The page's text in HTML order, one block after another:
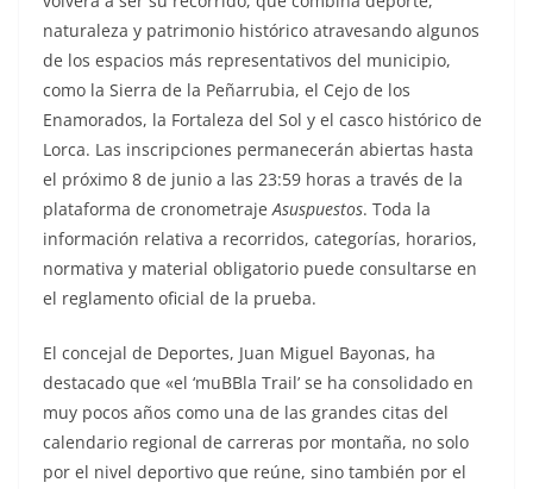
naturaleza y patrimonio histórico atravesando algunos
de los espacios más representativos del municipio,
como la Sierra de la Peñarrubia, el Cejo de los
Enamorados, la Fortaleza del Sol y el casco histórico de
Lorca. Las inscripciones permanecerán abiertas hasta
el próximo 8 de junio a las 23:59 horas a través de la
plataforma de cronometrajeAsuspuestos. Toda la
información relativa a recorridos, categorías, horarios,
normativa y material obligatorio puede consultarse en
el reglamento oficial de la prueba.
El concejal de Deportes, Juan Miguel Bayonas, ha
destacado que «el ‘muBBla Trail’ se ha consolidado en
muy pocos años como una de las grandes citas del
calendario regional de carreras por montaña, no solo
por el nivel deportivo que reúne, sino también por el